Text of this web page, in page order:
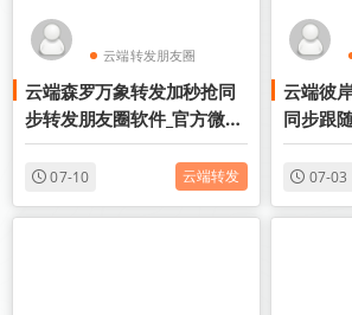
云端转发朋友圈
云端收藏转发
云端森罗万象转发加秒抢同
步转发朋友圈软件_官方微信
一键转发
07-10 云端转发
云端彼
同步跟
一键转
07-03